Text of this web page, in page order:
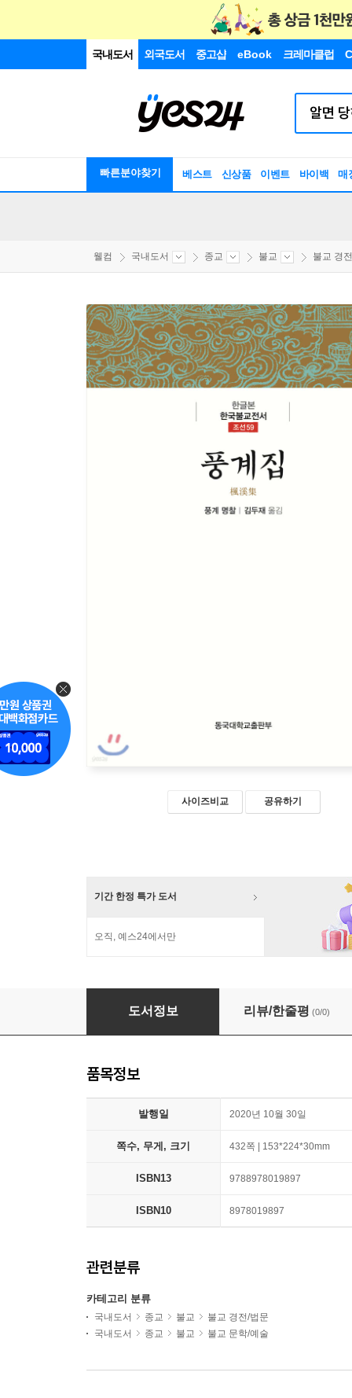
국내도서 외국도서 중고샵 eBook 크레마클럽
빠른분야찾기 베스트 신상품 이벤트 바이백 매
웰컴 국내도서 종교 불교 불교 경
사이즈비교 공유하기
기간 한정 특가 도서
오직, 예스24에서만
도서정보 리뷰/한줄평 (0/0)
품목정보
발행일 2020년 10월 30일
쪽수, 무게, 크기 432쪽 | 153*224*30mm
ISBN13 9788978019897
ISBN10 8978019897
관련분류
카테고리 분류
국내도서 종교 불교
불교 경전/법문
국내도서
종교 불교 불교 문학/예술